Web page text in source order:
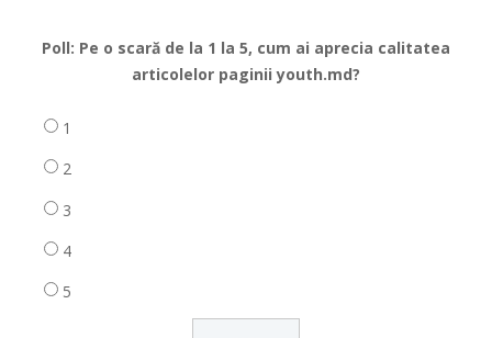
Poll: Pe o scară de la 1 la 5, cum ai aprecia calitatea
articolelor paginii youth.md?
1
2
3
4
5